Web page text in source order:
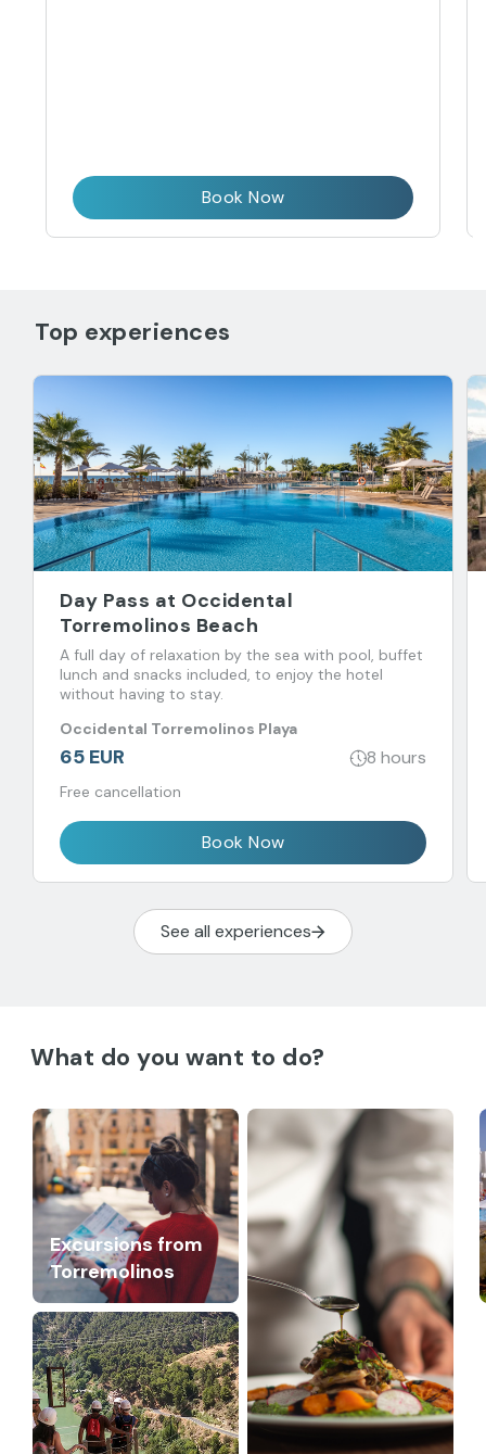
Book Now
Top experiences
Day Pass at Occidental
Torremolinos Beach
A full day of relaxation by the sea with pool, buffet
lunch and snacks included, to enjoy the hotel
without having to stay.
Occidental Torremolinos Playa
65 EUR 8 hours
Free cancellation
Book Now
See all experiences
What do you want to do?
Excursions from
Torremolinos